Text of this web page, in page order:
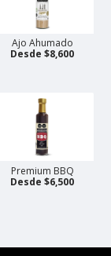
Ajo Ahumado
Desde $8,600
Premium BBQ
Desde $6,500